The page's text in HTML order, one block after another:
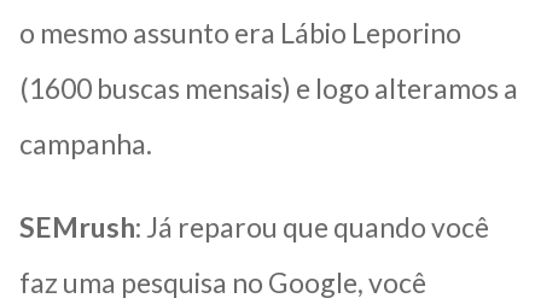
o mesmo assunto era Lábio Leporino
(1600 buscas mensais) e logo alteramos a
campanha.
SEMrush: Já reparou que quando você
faz uma pesquisa no Google, você